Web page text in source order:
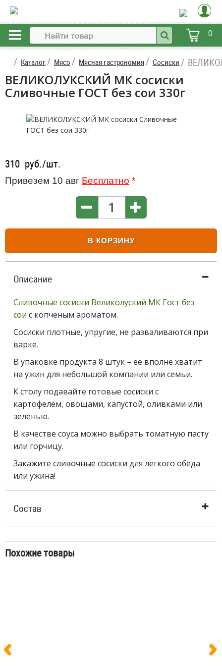
0
Каталог Мясо Мясная гастрономия Сосиски
ВЕЛИКОЛУКСКИЙ МК сосиски
Сливочные ГОСТ без сои 330г
310 руб./шт.
Привезем 10 авг Бесплатно *
В КОРЗИНУ
Описание
Сливочные сосиски Великолуский МК Гост без
сои с копченым ароматом.
Сосиски плотные, упругие, не разваливаются при
варке.
В упаковке продукта 8 штук – ее вполне хватит
на ужин для небольшой компании или семьи.
К столу подавайте готовые сосиски с
картофелем, овощами, капустой, оливками или
зеленью.
В качестве соуса можно выбрать томатную пасту
или горчицу.
Закажите сливочные сосиски для легкого обеда
или ужина!
Состав
Похожие товары